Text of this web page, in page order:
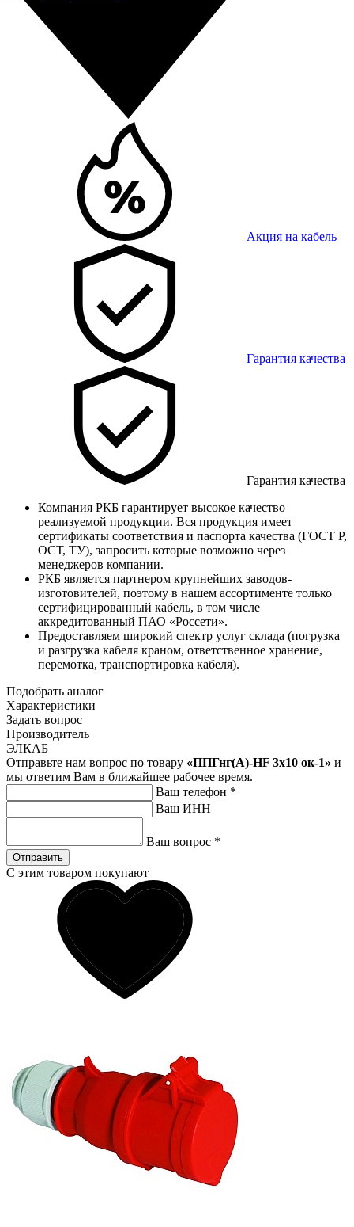
Акция на кабель
Гарантия качества
Гарантия качества
Компания РКБ гарантирует высокое качество
реализуемой продукции. Вся продукция имеет
сертификаты соответствия и паспорта качества (ГОСТ Р,
ОСТ, ТУ), запросить которые возможно через
менеджеров компании.
РКБ является партнером крупнейших заводов-
изготовителей, поэтому в нашем ассортименте только
сертифицированный кабель, в том числе
аккредитованный ПАО «Россети».
Предоставляем широкий спектр услуг склада (погрузка
и разгрузка кабеля краном, ответственное хранение,
перемотка, транспортировка кабеля).
Подобрать аналог
Характеристики
Задать вопрос
Производитель
ЭЛКАБ
Отправьте нам вопрос по товару «ППГнг(А)-HF 3х10 ок-1» и
мы ответим Вам в ближайшее рабочее время.
Ваш телефон *
Ваш ИНН
Ваш вопрос *
Отправить
С этим товаром покупают